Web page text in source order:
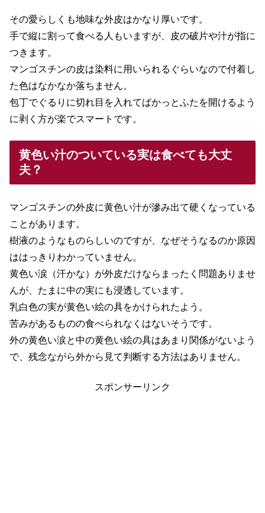
その愛らしくも地味な外皮はかなり厚いです。
手で縦に割って食べる人もいますが、皮の破片や汁が指に
つきます。
マンゴスチンの皮は染料に用いられるぐらいなので付着し
た色はなかなか落ちません。
包丁でぐるりに切れ目を入れてぱかっとふたを開けるよう
に剥く方が楽でスマートです。
黄色い汁のついている実は食べても大丈
夫？
マンゴスチンの外皮に黄色い汁が滲み出て硬くなっている
ことがあります。
樹液のようなものらしいのですが、なぜそうなるのか原因
ははっきりわかっていません。
黄色い涙（汗かな）が外皮だけならまったく問題ありませ
んが、たまに中の実にも浸透しています。
乳白色の実が黄色い絵の具をかけられたよう。
苦みがあるものの食べられなくはないそうです。
外の黄色い涙と中の黄色い絵の具はあまり関係がないよう
で、残念ながら外から見て判断する方法はありません。
スポンサーリンク